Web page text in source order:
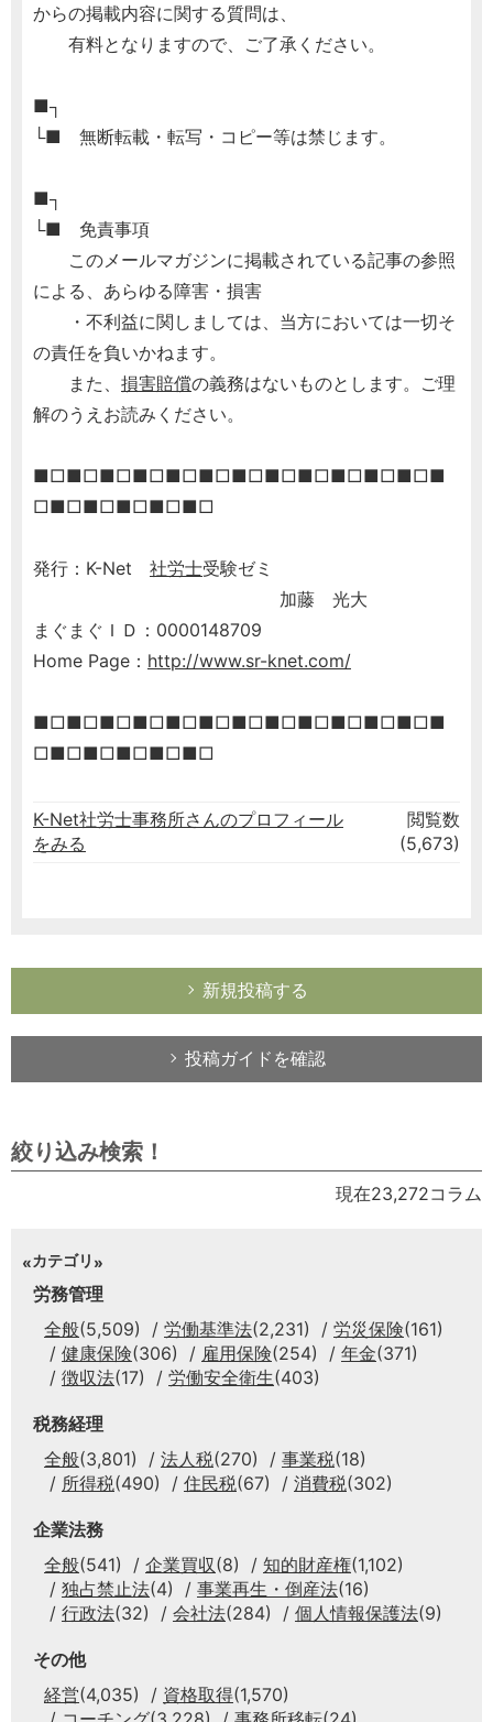
からの掲載内容に関する質問は、
有料となりますので、ご了承ください。
■┐
└■ 無断転載・転写・コピー等は禁じます。
■┐
└■ 免責事項
このメールマガジンに掲載されている記事の参照
による、あらゆる障害・損害
・不利益に関しましては、当方においては一切そ
の責任を負いかねます。
また、 損害賠償の義務はないものとします。ご理
解のうえお読みください。
■□■□■□■□■□■□■□■□■□■□■□■□■
□■□■□■□■□■□
発行：K-Net 社労士受験ゼミ
加藤 光大
まぐまぐＩＤ：0000148709
Home Page： http://www.sr-knet.com/
■□■□■□■□■□■□■□■□■□■□■□■□■
□■□■□■□■□■□
K-Net社労士事務所さんのプロフィール
をみる
閲覧数
(5,673)
新規投稿する
投稿ガイドを確認
絞り込み検索！
現在23,272コラム
カテゴリ
労務管理
全般(5,509) 労働基準法(2,231) 労災保険(161)
健康保険(306) 雇用保険(254) 年金(371)
徴収法(17) 労働安全衛生(403)
税務経理
全般(3,801) 法人税(270) 事業税(18)
所得税(490) 住民税(67) 消費税(302)
企業法務
全般(541) 企業買収(8) 知的財産権(1,102)
独占禁止法(4) 事業再生・倒産法(16)
行政法(32) 会社法(284) 個人情報保護法(9)
その他
経営(4,035) 資格取得(1,570)